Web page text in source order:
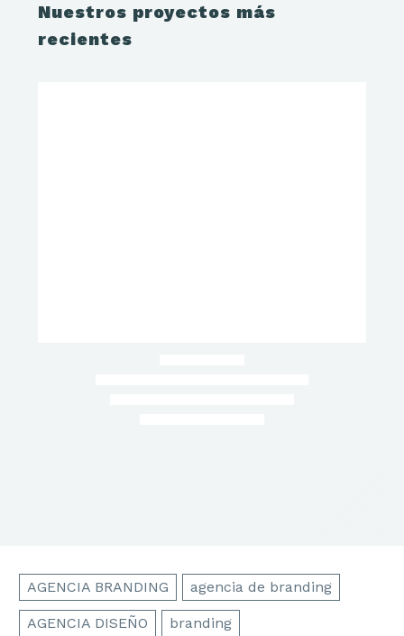
Nuestros proyectos más
recientes
AGENCIA BRANDING agencia de branding
AGENCIA DISEÑO branding